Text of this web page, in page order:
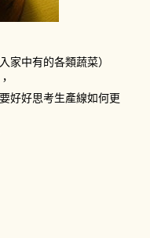
家中有的各類蔬菜）
好好思考生產線如何更